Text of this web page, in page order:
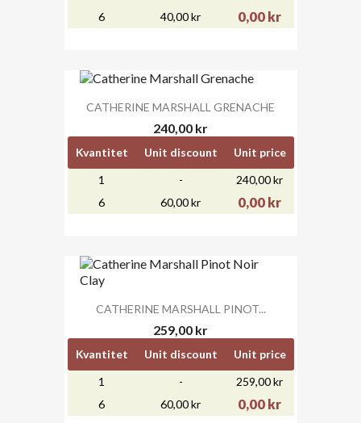
6
40,00 kr 0,00 kr
CATHERINE MARSHALL GRENACHE
240,00 kr
Kvantitet Unit discount
Unit price
1
-
240,00 kr
6
60,00 kr 0,00 kr
CATHERINE MARSHALL PINOT...
259,00 kr
Kvantitet Unit discount
Unit price
1
-
259,00 kr
6
60,00 kr 0,00 kr